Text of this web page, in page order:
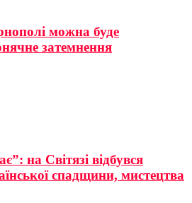
можна буде
затемнення
на Світязі відбувся
спадщини, мистецтва